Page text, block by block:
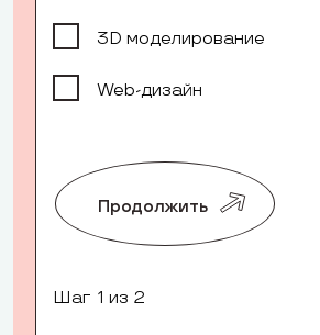
3D моделирование
Web-дизайн
Продолжить
Шаг 1 из 2